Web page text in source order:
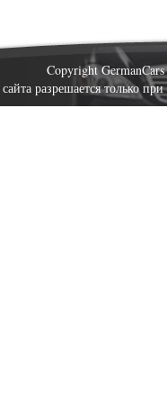
Copyright
разрешается только